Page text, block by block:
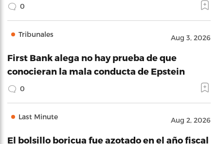
0
Tribunales Aug 3, 2026
First Bank alega no hay prueba de que
conocieran la mala conducta de Epstein
0
Last Minute Aug 2, 2026
El bolsillo boricua fue azotado en el año fiscal